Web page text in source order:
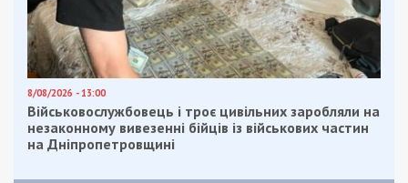
8/08/2026 - 13:00
Військовослужбовець і троє цивільних заробляли на
незаконному вивезенні бійців із військових частин
на Дніпропетровщині